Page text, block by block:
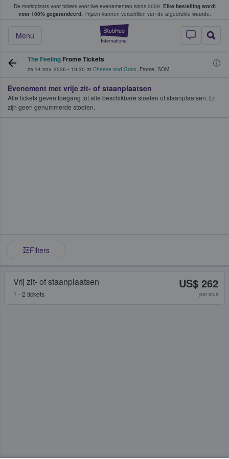
De marktplaats voor tickets voor live-evenementen sinds 2009. Elke bestelling wordt
voor 100% gegarandeerd. Prijzen kunnen verschillen van de afgedrukte waarde.
StubHub: waar
Menu
tickets kopen en verkopen
The Feeling Frome Tickets
za 14 nov. 2026 • 19:30 at Cheese and Grain, Frome, SOM
Evenement met vrije zit- of staanplaatsen
Alle tickets geven toegang tot alle beschikbare stoelen of staanplaatsen. Er
zijn geen genummerde stoelen.
Filters
Vrij zit- of staanplaatsen
1 - 2 tickets
US$ 262
per stuk